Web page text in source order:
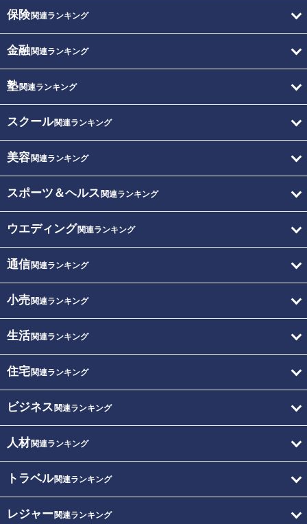
保険関連ランキング
金融関連ランキング
塾関連ランキング
スクール関連ランキング
美容関連ランキング
スポーツ＆ヘルス 関連ランキング
ウエディング関連ランキング
通信関連ランキング
小売関連ランキング
生活関連ランキング
住宅関連ランキング
ビジネス 関連ランキング
人材関連ランキング
トラベル関連ランキング
レジャー関連ランキング